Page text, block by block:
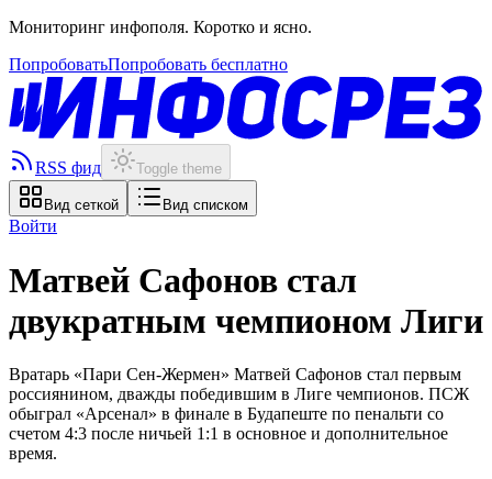
Мониторинг инфополя. Коротко и ясно.
ПопробоватьПопробовать бесплатно
RSS фид Toggle theme
Вид сеткой Вид списком
Войти
Матвей Сафонов стал
двукратным чемпионом Лиги
Вратарь «Пари Сен-Жермен» Матвей Сафонов стал первым
россиянином, дважды победившим в Лиге чемпионов. ПСЖ
обыграл «Арсенал» в финале в Будапеште по пенальти со
счетом 4:3 после ничьей 1:1 в основное и дополнительное
время.